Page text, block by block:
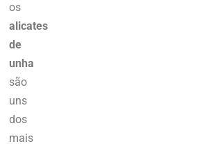
os
alicates
de
unha
são
uns
dos
mais